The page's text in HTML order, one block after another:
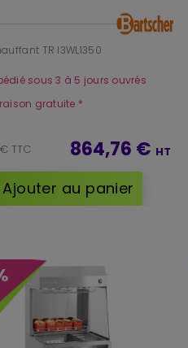
TR I3WL1350
sous 3 à 5 jours ouvrés
gratuite *
TTC 864,76 € HT
Ajouter au panier